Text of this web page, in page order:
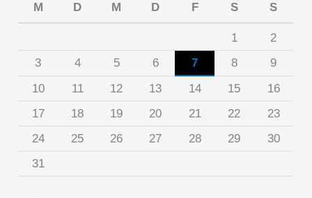
M D M D F S S
1
2
3
4 5 6 7 8
9
10
11 12 13 14 15
16
17
18 19 20 21 22
23
24
25 26 27 28 29
30
31